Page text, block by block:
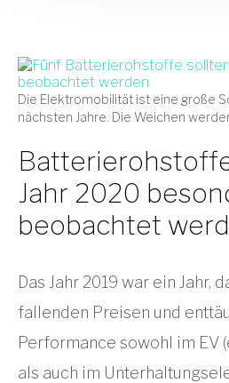
Die Elektromobilität ist eine große
nächsten Jahre. Die Weichen
Jahr 2020
beobachtet
Das Jahr 2019 war ein Jahr,
fallenden Preisen und
Performance sowohl im EV
als auch im